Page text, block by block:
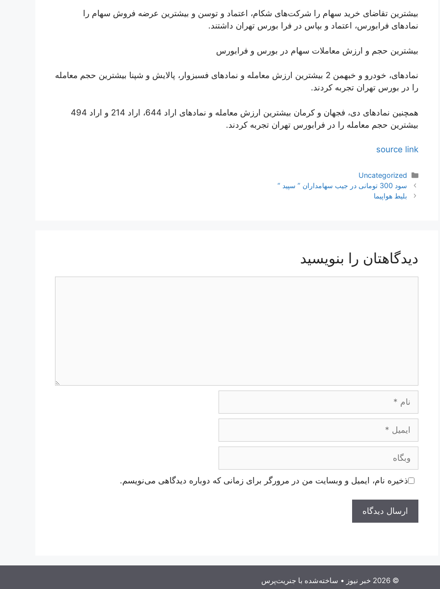
بیشترین تقاضای خرید سهام را شرکت‌های شکام، اعتماد و توسن و بیشترین عرضه فروش سهام را
نماد‌های فرابورس، اعتماد و بپاس در فرا بورس تهران داشتند.
بیشترین حجم و ارزش معاملات سهام در بورس و فرابورس
نماد‌های، خودرو و خبهمن 2 بیشترین ارزش معامله و نماد‌های فسبزوار، پالایش و شپنا بیشترین حجم معامله
را در بورس تهران تجربه کردند.
همچنین نماد‌های دی، فجهان و کرمان بیشترین ارزش معامله و نماد‌های اراد 644، اراد 214 و اراد 494
بیشترین حجم معامله را در فرابورس تهران تجربه کردند.
source link
دسته‌ها
Uncategorized
ناوبری
نوشته‌ها
سود 300 تومانی در جیب سهامداران ” سپید “
بلیط هواپیما
دیدگاهتان را بنویسید
ایمیل
وبگاه
ذخیره نام، ایمیل و وبسایت من در مرورگر برای زمانی که دوباره دیدگاهی می‌نویسم.
© 2026 خبر نیوز • ساخته‌شده با جنریت‌پرس